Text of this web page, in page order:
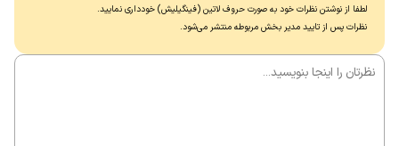
لطفا از نوشتن نظرات خود به صورت حروف لاتین (فینگیلیش) خودداری نماييد.
نظرات پس از تایید مدیر بخش مربوطه منتشر می‌شود.